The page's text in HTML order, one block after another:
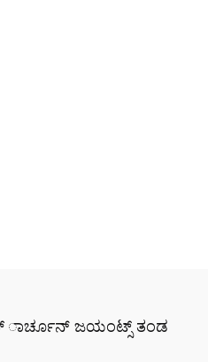
ಾರ್ಚೂನ್ ಜಯಂಟ್ಸ್ ತಂಡ